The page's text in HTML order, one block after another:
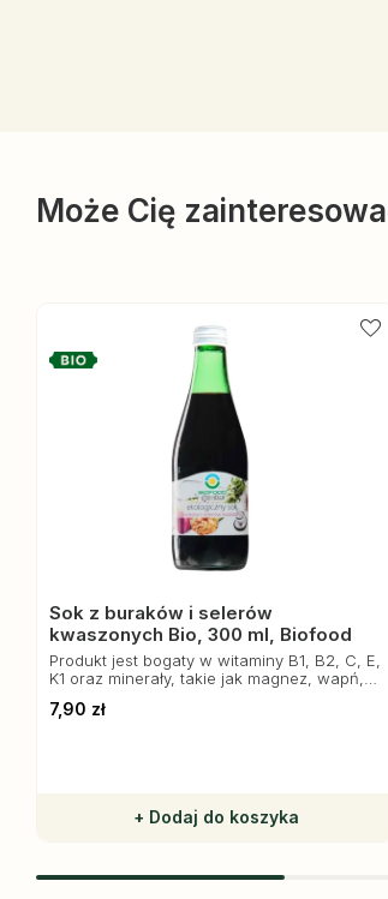
Może Cię
Sok z buraków i selerów
kwaszonych Bio, 300 ml, Biofood
Produkt jest bogaty w witaminy B1, B2, C, E,
K1 oraz minerały, takie jak magnez, wapń,
7,90 zł
+ Dodaj do koszyka